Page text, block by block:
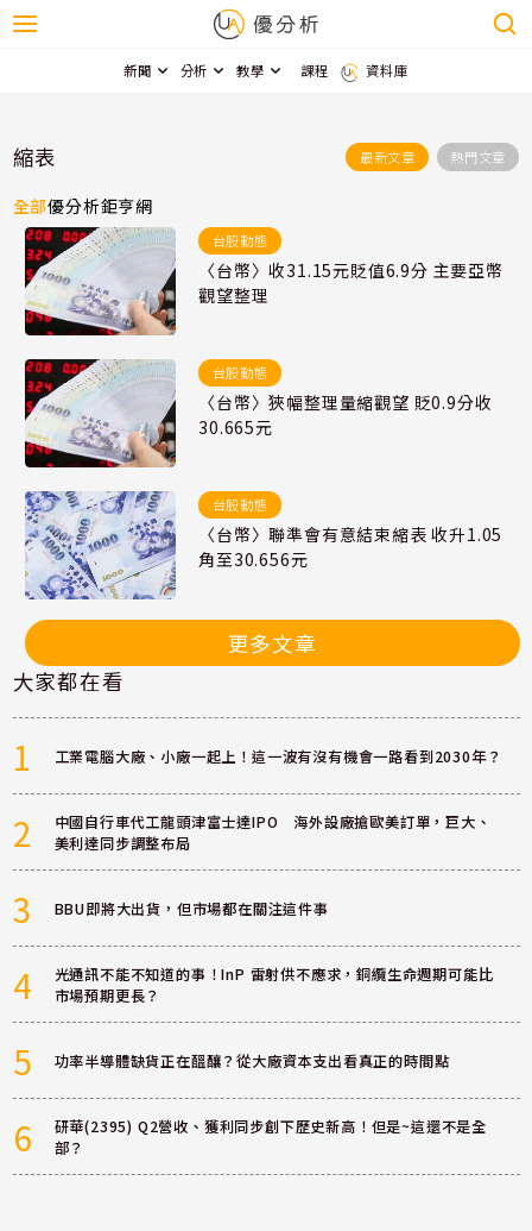
新聞 分析 教學 課程 資料庫
縮表 最新文章 熱門文章
全部優分析鉅亨網
台股動態
〈台幣〉收31.15元貶值6.9分 主要亞幣
觀望整理
台股動態
〈台幣〉狹幅整理量縮觀望 貶0.9分收
30.665元
台股動態
〈台幣〉聯準會有意結束縮表 收升1.05
角至30.656元
更多文章
大家都在看
1 工業電腦大廠、小廠一起上！這一波有沒有機會一路看到2030年？
2
中國自行車代工龍頭津富士達IPO 海外設廠搶歐美訂單，巨大、
美利達同步調整布局
3 BBU即將大出貨，但市場都在關注這件事
4
光通訊不能不知道的事！InP 雷射供不應求，銅纜生命週期可能比
市場預期更長？
5 功率半導體缺貨正在醞釀？從大廠資本支出看真正的時間點
6
研華(2395) Q2營收、獲利同步創下歷史新高！但是~這還不是全
部？